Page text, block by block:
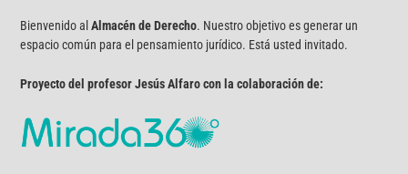
Bienvenido alAlmacén de Derecho. Nuestro objetivo es generar un
espacio común para el pensamiento jurídico. Está usted invitado.
Proyecto del profesor Jesús Alfaro con la colaboración de: